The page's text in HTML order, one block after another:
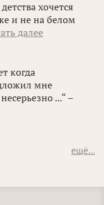
хочется
и не на белом
далее
когда
мне
...“ –
ещё...